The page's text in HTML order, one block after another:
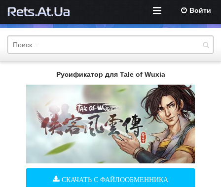
Войти
Русификатор для Tale of Wuxia
СКАЧАТЬ С ФАЙЛООБМЕННИКА